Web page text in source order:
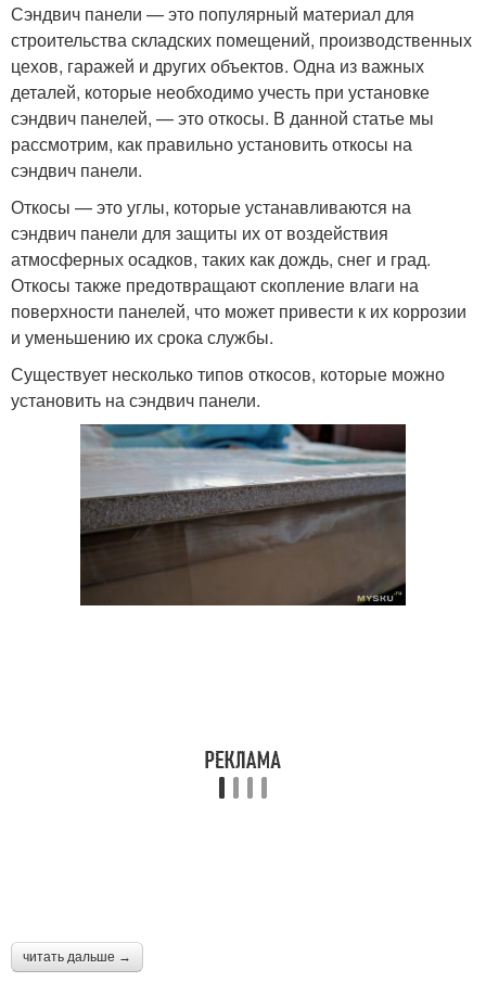
Сэндвич панели — это популярный материал для
строительства складских помещений, производственных
цехов, гаражей и других объектов. Одна из важных
деталей, которые необходимо учесть при установке
сэндвич панелей, — это откосы. В данной статье мы
рассмотрим, как правильно установить откосы на
сэндвич панели.
Откосы — это углы, которые устанавливаются на
сэндвич панели для защиты их от воздействия
атмосферных осадков, таких как дождь, снег и град.
Откосы также предотвращают скопление влаги на
поверхности панелей, что может привести к их коррозии
и уменьшению их срока службы.
Существует несколько типов откосов, которые можно
установить на сэндвич панели.
читать дальше →